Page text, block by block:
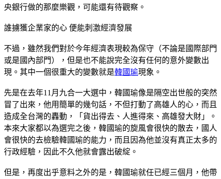
央銀行做的那麼樂觀，可能還有待觀察。
誰擄獲企業家的心 便能刺激經濟發展
不過，雖然我們對於今年經濟表現較為保守（不論是國際部門
或是國內部門），但是也不能說完全沒有任何的意外變數出
現。其中一個很重大的變數就是韓國瑜現象。
先是在去年11月九合一大選中，韓國瑜像是隔空出世般的突然
冒了出來，他用簡單的幾句話，不但打動了高雄人的心，而且
造成全台灣的轟動，「貨出得去、人進得來、高雄發大財」。
本來大家都以為選完之後，韓國瑜的旋風會很快的散去，國人
會很快的去檢驗韓國瑜的能力，而且因為他並沒有真正太多的
行政經驗，因此不久他就會露出破綻。
但是，再度出乎意料之外的是，韓國瑜就任已經三個月，他帶